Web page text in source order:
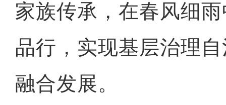
家族传承，在春风细
品行，实现基层治理
融合发展。